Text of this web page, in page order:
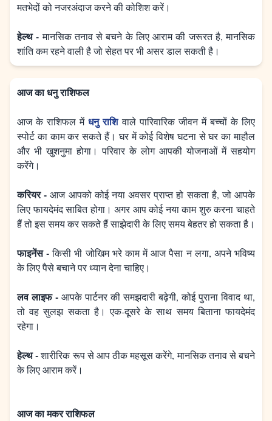
मतभेदों को नजरअंदाज करने की कोशिश करें।
हेल्थ -मानसिक तनाव से बचने के लिए आराम की जरूरत है, मानसिक
शांति कम रहने वाली है जो सेहत पर भी असर डाल सकती है।
आज का धनु राशिफल
आज के राशिफल मेंधनु राशिवाले पारिवारिक जीवन में बच्चों के लिए
स्पोर्ट का काम कर सकते हैं। घर में कोई विशेष घटना से घर का माहौल
और भी खुशनुमा होगा। परिवार के लोग आपकी योजनाओं में सहयोग
करेंगे।
करियर -आज आपको कोई नया अवसर प्राप्त हो सकता है, जो आपके
लिए फायदेमंद साबित होगा। अगर आप कोई नया काम शुरु करना चाहते
हैं तो इस समय कर सकते हैं साझेदारी के लिए समय बेहतर हो सकता है।
फाइनेंस -किसी भी जोखिम भरे काम में आज पैसा न लगा, अपने भविष्य
के लिए पैसे बचाने पर ध्यान देना चाहिए।
लव लाइफ - आपके पार्टनर की समझदारी बढ़ेगी, कोई पुराना विवाद था,
तो वह सुलझ सकता है। एक-दूसरे के साथ समय बिताना फायदेमंद
रहेगा।
हेल्थ -शारीरिक रूप से आप ठीक महसूस करेंगे, मानसिक तनाव से बचने
के लिए आराम करें।
आज का मकर राशिफल